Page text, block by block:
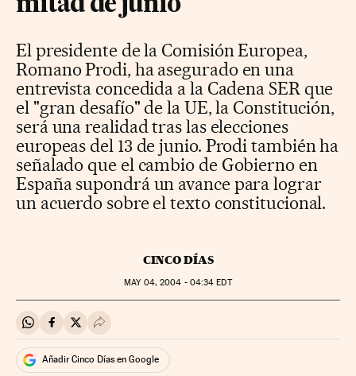
mitad de junio"
El presidente de la Comisión Europea,
Romano Prodi, ha asegurado en una
entrevista concedida a la Cadena SER que
el "gran desafío" de la UE, la Constitución,
será una realidad tras las elecciones
europeas del 13 de junio. Prodi también ha
señalado que el cambio de Gobierno en
España supondrá un avance para lograr
un acuerdo sobre el texto constitucional.
CINCO DÍAS
MAY04, 2004 - 04:34 EDT
Compartir en Whatsapp
Compartir en Facebook
Compartir en Twitter
Desplegar Redes Sociales
Añadir Cinco Días en Google